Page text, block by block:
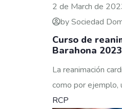
2 de March de
by Sociedad
Curso de
Barahona 2023
La reanimación
como por ejemplo,
RCP